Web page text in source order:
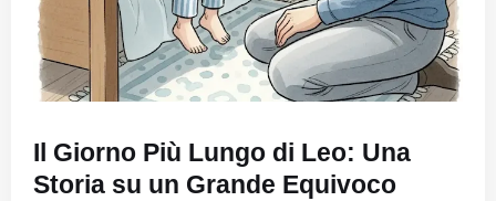
Il Giorno Più Lungo di Leo: Una
Storia su un Grande Equivoco